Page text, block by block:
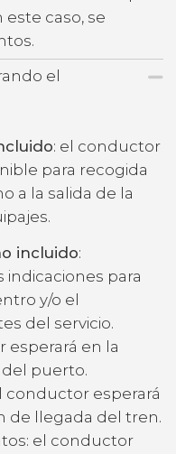
este caso, se
el
: el conductor
para recogida
a la salida de la
incluido:
indicaciones para
y/o el
del servicio.
esperará en la
puerto.
conductor esperará
de llegada del tren.
el conductor